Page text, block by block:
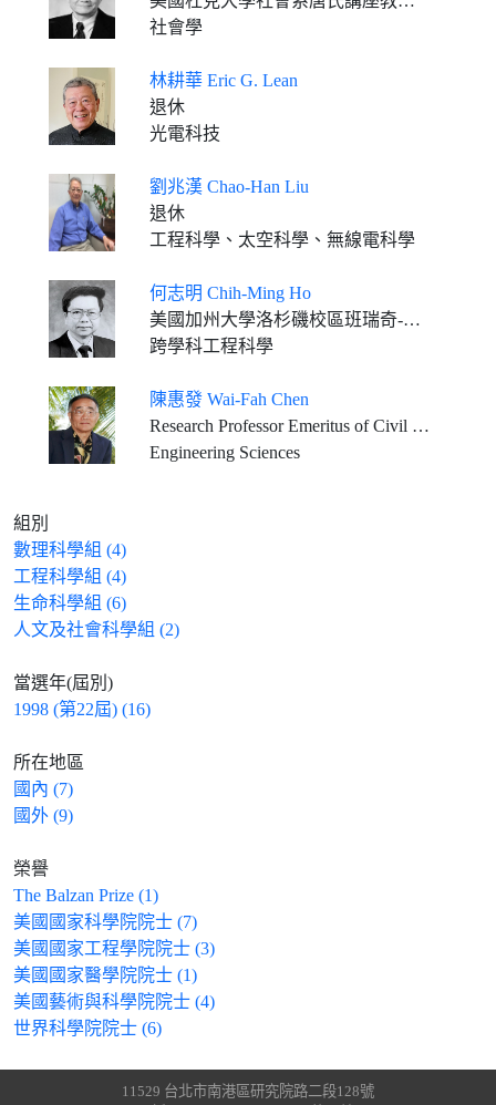
社會學
林耕華 Eric G. Lean
退休
光電科技
劉兆漢 Chao-Han Liu
退休
工程科學、太空科學、無線電科學
何志明 Chih-Ming Ho
美國加州大學洛杉磯校區班瑞奇-洛奇馬丁講座教授(退休)
跨學科工程科學
陳惠發 Wai-Fah Chen
Research Professor Emeritus of Civil Engineering, University of Hawaii at Manoa
Engineering Sciences
組別
數理科學組 (4)
工程科學組 (4)
生命科學組 (6)
人文及社會科學組 (2)
當選年(屆別)
1998 (第22屆) (16)
所在地區
國內 (7)
國外 (9)
榮譽
The Balzan Prize (1)
美國國家科學院院士 (7)
美國國家工程學院院士 (3)
美國國家醫學院院士 (1)
美國藝術與科學院院士 (4)
世界科學院院士 (6)
11529 台北市南港區研究院路二段128號